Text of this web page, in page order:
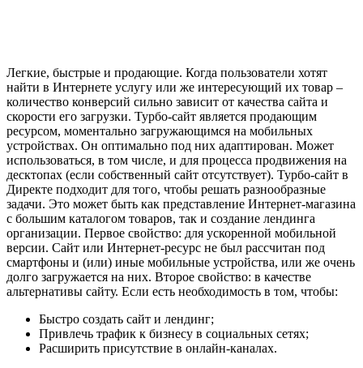
Легкие, быстрые и продающие. Когда пользователи хотят
найти в Интернете услугу или же интересующий их товар –
количество конверсий сильно зависит от качества сайта и
скорости его загрузки. Турбо-сайт является продающим
ресурсом, моментально загружающимся на мобильных
устройствах. Он оптимально под них адаптирован. Может
использоваться, в том числе, и для процесса продвижения на
десктопах (если собственный сайт отсутствует). Турбо-сайт в
Директе подходит для того, чтобы решать разнообразные
задачи. Это может быть как представление Интернет-магазина
с большим каталогом товаров, так и создание лендинга
организации. Первое свойство: для ускоренной мобильной
версии. Сайт или Интернет-ресурс не был рассчитан под
смартфоны и (или) иные мобильные устройства, или же очень
долго загружается на них. Второе свойство: в качестве
альтернативы сайту. Если есть необходимость в том, чтобы:
Быстро создать сайт и лендинг;
Привлечь трафик к бизнесу в социальных сетях;
Расширить присутствие в онлайн-каналах.